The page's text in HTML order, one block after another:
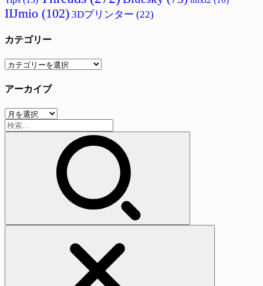
IIJmio (102) 3Dプリンター (22)
カテゴリー
カ
ゴ
ー
アーカイブ
ア
ー
検
索: